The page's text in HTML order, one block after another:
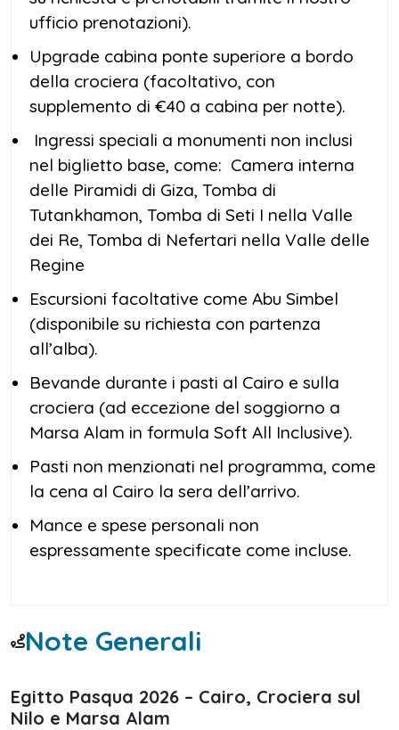
ufficio prenotazioni).
Upgrade cabina ponte superiore a bordo
della crociera (facoltativo, con
supplemento di €40 a cabina per notte).
Ingressi speciali a monumenti non inclusi
nel biglietto base, come: Camera interna
delle Piramidi di Giza, Tomba di
Tutankhamon, Tomba di Seti I nella Valle
dei Re, Tomba di Nefertari nella Valle delle
Regine
Escursioni facoltative come Abu Simbel
(disponibile su richiesta con partenza
all’alba).
Bevande durante i pasti al Cairo e sulla
crociera (ad eccezione del soggiorno a
Marsa Alam in formula Soft All Inclusive).
Pasti non menzionati nel programma, come
la cena al Cairo la sera dell’arrivo.
Mance e spese personali non
espressamente specificate come incluse.
Note Generali
Egitto Pasqua 2026 – Cairo, Crociera sul
Nilo e Marsa Alam